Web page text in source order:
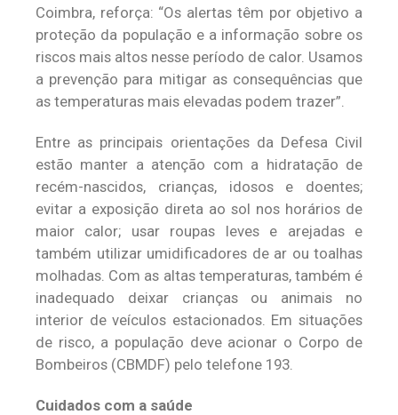
Coimbra, reforça: “Os alertas têm por objetivo a
proteção da população e a informação sobre os
riscos mais altos nesse período de calor. Usamos
a prevenção para mitigar as consequências que
as temperaturas mais elevadas podem trazer”.
Entre as principais orientações da Defesa Civil
estão manter a atenção com a hidratação de
recém-nascidos, crianças, idosos e doentes;
evitar a exposição direta ao sol nos horários de
maior calor; usar roupas leves e arejadas e
também utilizar umidificadores de ar ou toalhas
molhadas. Com as altas temperaturas, também é
inadequado deixar crianças ou animais no
interior de veículos estacionados. Em situações
de risco, a população deve acionar o Corpo de
Bombeiros (CBMDF) pelo telefone 193.
Cuidados com a saúde